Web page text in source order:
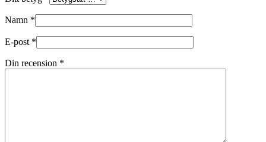
Namn *
E-post *
Din recension *